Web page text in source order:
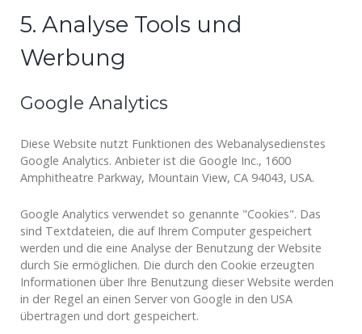
5. Analyse Tools und
Werbung
Google Analytics
Diese Website nutzt Funktionen des Webanalysedienstes
Google Analytics. Anbieter ist die Google Inc., 1600
Amphitheatre Parkway, Mountain View, CA 94043, USA.
Google Analytics verwendet so genannte "Cookies". Das
sind Textdateien, die auf Ihrem Computer gespeichert
werden und die eine Analyse der Benutzung der Website
durch Sie ermöglichen. Die durch den Cookie erzeugten
Informationen über Ihre Benutzung dieser Website werden
in der Regel an einen Server von Google in den USA
übertragen und dort gespeichert.